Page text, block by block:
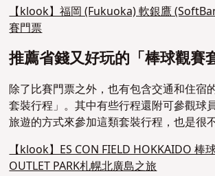
【klook】福岡 (Fukuoka) 軟銀鷹
賽門票
推薦省錢又好玩的「棒球觀賽
除了比賽門票之外，也有包含交通和住宿
套裝行程」。其中有些行程還附可參觀球
旅遊的方式來參加這類套裝行程，也是很
【klook】ES CON FIELD HOKKAIDO 棒
OUTLET PARK札幌北廣島之旅